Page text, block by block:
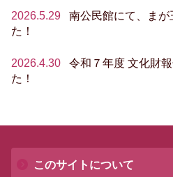
2026.5.29
南公民館にて、ま
た！
2026.4.30
令和７年度 文化財
た！
このサイトについて